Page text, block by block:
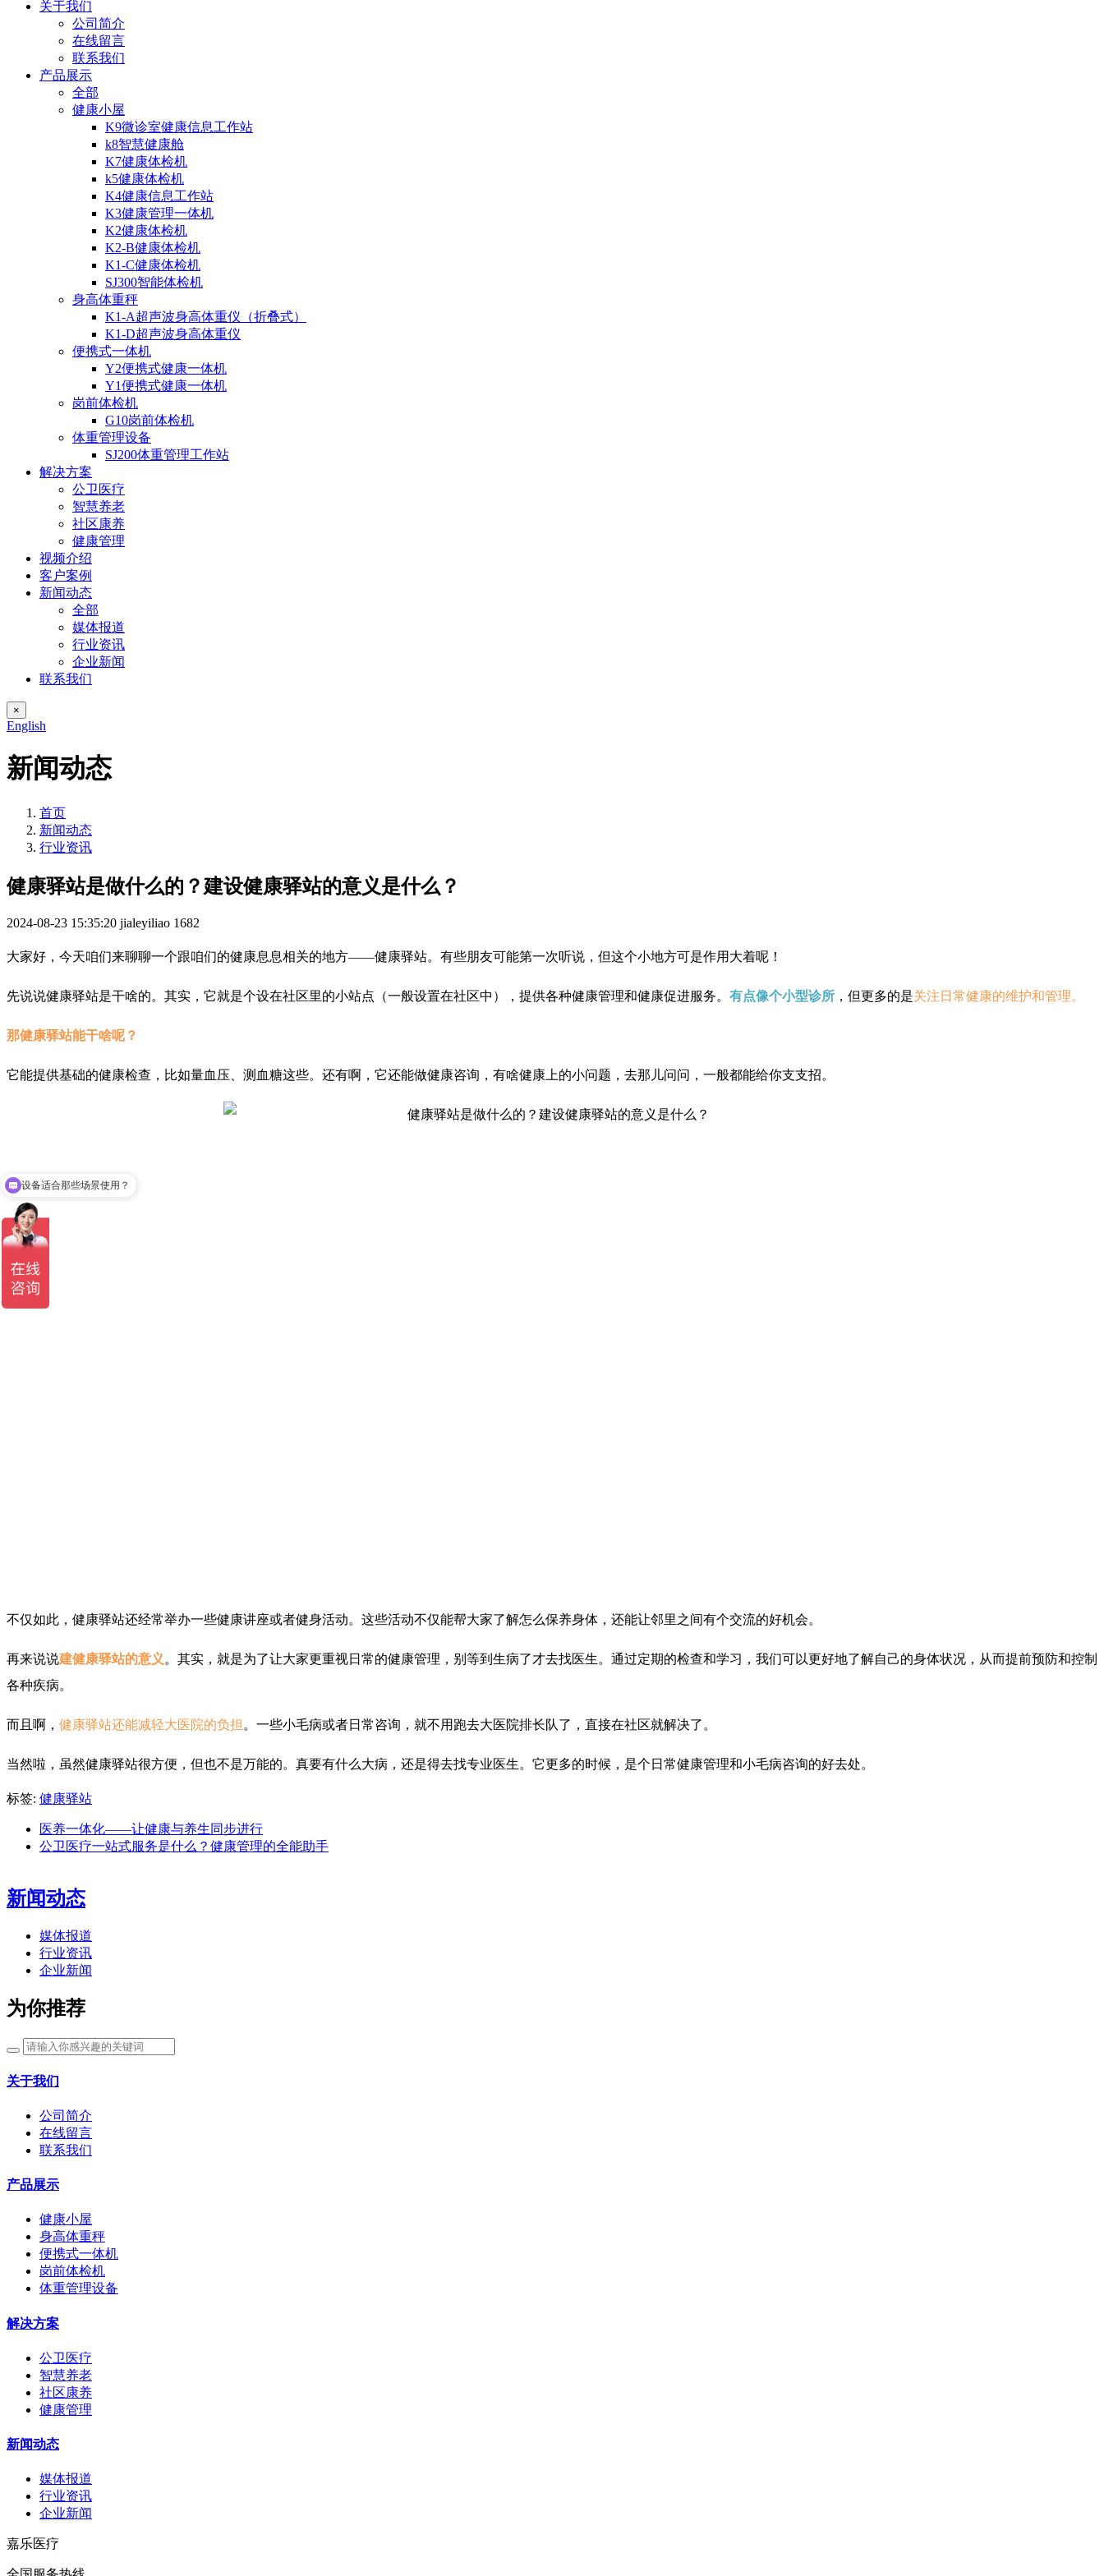
关于我们
公司简介
在线留言
联系我们
产品展示
全部
健康小屋
K9微诊室健康信息工作站
k8智慧健康舱
K7健康体检机
k5健康体检机
K4健康信息工作站
K3健康管理一体机
K2健康体检机
K2-B健康体检机
K1-C健康体检机
SJ300智能体检机
身高体重秤
K1-A超声波身高体重仪（折叠式）
K1-D超声波身高体重仪
便携式一体机
Y2便携式健康一体机
Y1便携式健康一体机
岗前体检机
G10岗前体检机
体重管理设备
SJ200体重管理工作站
解决方案
公卫医疗
智慧养老
社区康养
健康管理
视频介绍
客户案例
新闻动态
全部
媒体报道
行业资讯
企业新闻
联系我们
×
English
新闻动态
首页
新闻动态
行业资讯
健康驿站是做什么的？建设健康驿站的意义是什么？
2024-08-23 15:35:20 jialeyiliao 1682
大家好，今天咱们来聊聊一个跟咱们的健康息息相关的地方——健康驿站。有些朋友可能第一次听说，但这个小地方可是作用大着呢！
先说说健康驿站是干啥的。其实，它就是个设在社区里的小站点（一般设置在社区中），提供各种健康管理和健康促进服务。 有点像个小型诊所 ，但更多的是关注日常健康的维护和管理。
那健康驿站能干啥呢？
它能提供基础的健康检查，比如量血压、测血糖这些。还有啊，它还能做健康咨询，有啥健康上的小问题，去那儿问问，一般都能给你支支招。
不仅如此，健康驿站还经常举办一些健康讲座或者健身活动。这些活动不仅能帮大家了解怎么保养身体，还能让邻里之间有个交流的好机会。
再来说说建健康驿站的意义 。其实，就是为了让大家更重视日常的健康管理，别等到生病了才去找医生。通过定期的检查和学习，我们可以更好地了解自己的身体状况，从而提前预防和控制
各种疾病。
而且啊， 健康驿站还能减轻大医院的负担 。一些小毛病或者日常咨询，就不用跑去大医院排长队了，直接在社区就解决了。
当然啦，虽然健康驿站很方便，但也不是万能的。真要有什么大病，还是得去找专业医生。它更多的时候，是个日常健康管理和小毛病咨询的好去处。
标签: 健康驿站
医养一体化——让健康与养生同步进行
公卫医疗一站式服务是什么？健康管理的全能助手
新闻动态
媒体报道
行业资讯
企业新闻
为你推荐
关于我们
公司简介
在线留言
联系我们
产品展示
健康小屋
身高体重秤
便携式一体机
岗前体检机
体重管理设备
解决方案
公卫医疗
智慧养老
社区康养
健康管理
新闻动态
媒体报道
行业资讯
企业新闻
嘉乐医疗
可以介绍下你们的产品么